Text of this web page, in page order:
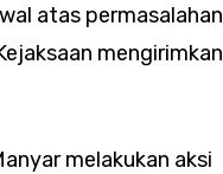
atas permasalahan
mengirimkan
melakukan aksi